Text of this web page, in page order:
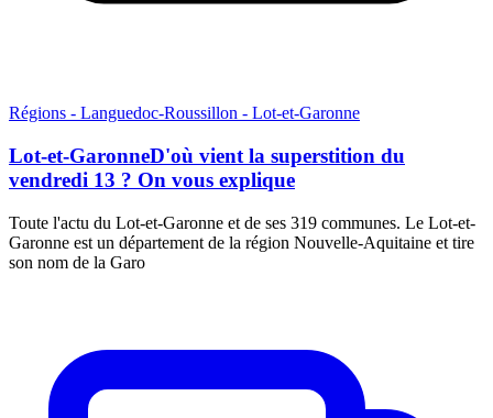
Régions - Languedoc-Roussillon - Lot-et-Garonne
Lot-et-GaronneD'où vient la superstition du
vendredi 13 ? On vous explique
Toute l'actu du Lot-et-Garonne et de ses 319 communes. Le Lot-et-
Garonne est un département de la région Nouvelle-Aquitaine et tire
son nom de la Garo